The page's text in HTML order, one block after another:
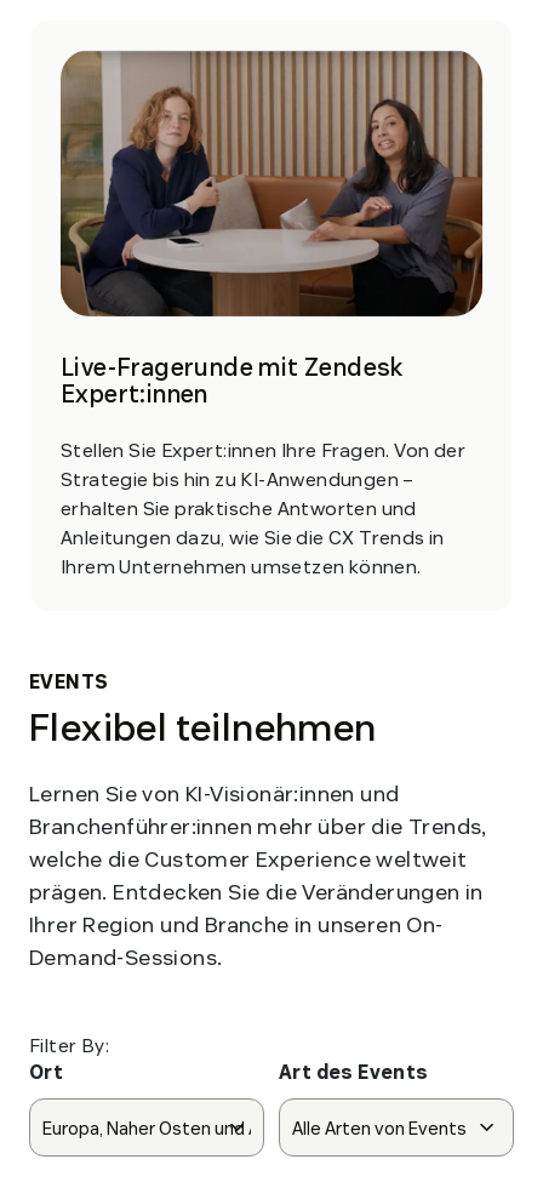
Live-Fragerunde mit Zendesk
Expert:innen
Stellen Sie Expert:innen Ihre Fragen. Von der
Strategie bis hin zu KI-Anwendungen –
erhalten Sie praktische Antworten und
Anleitungen dazu, wie Sie die CX Trends in
Ihrem Unternehmen umsetzen können.
EVENTS
Flexibel teilnehmen
Lernen Sie von KI-Visionär:innen und
Branchenführer:innen mehr über die Trends,
welche die Customer Experience weltweit
prägen. Entdecken Sie die Veränderungen in
Ihrer Region und Branche in unseren On-
Demand-Sessions.
Filter By:
Ort
Art des Events